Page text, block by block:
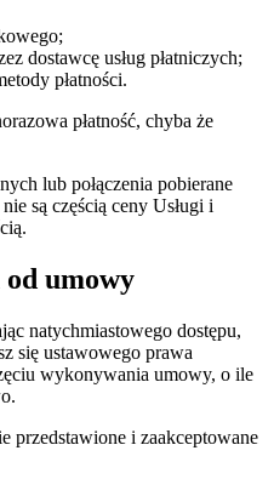
dostawcę usług płatniczych;
płatności.
płatność, chyba że
lub połączenia pobierane
są częścią ceny Usługi i
od umowy
natychmiastowego dostępu,
się ustawowego prawa
wykonywania umowy, o ile
przedstawione i zaakceptowane